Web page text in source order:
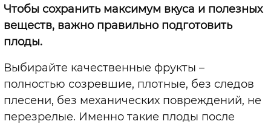
Чтобы сохранить максимум вкуса и полезных
веществ, важно правильно подготовить
плоды.
Выбирайте качественные фрукты –
полностью созревшие, плотные, без следов
плесени, без механических повреждений, не
перезрелые. Именно такие плоды после